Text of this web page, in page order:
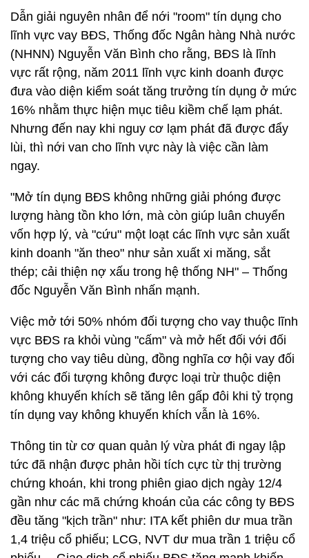
Dẫn giải nguyên nhân để nới "room" tín dụng cho
lĩnh vực vay BĐS, Thống đốc Ngân hàng Nhà nước
(NHNN) Nguyễn Văn Bình cho rằng, BĐS là lĩnh
vực rất rộng, năm 2011 lĩnh vực kinh doanh được
đưa vào diện kiểm soát tăng trưởng tín dụng ở mức
16% nhằm thực hiện mục tiêu kiềm chế lạm phát.
Nhưng đến nay khi nguy cơ lạm phát đã được đẩy
lùi, thì nới van cho lĩnh vực này là việc cần làm
ngay.
"Mở tín dụng BĐS không những giải phóng được
lượng hàng tồn kho lớn, mà còn giúp luân chuyển
vốn hợp lý, và "cứu" một loạt các lĩnh vực sản xuất
kinh doanh "ăn theo" như sản xuất xi măng, sắt
thép; cải thiện nợ xấu trong hệ thống NH" – Thống
đốc Nguyễn Văn Bình nhấn mạnh.
Việc mở tới 50% nhóm đối tượng cho vay thuộc lĩnh
vực BĐS ra khỏi vùng "cấm" và mở hết đối với đối
tượng cho vay tiêu dùng, đồng nghĩa cơ hội vay đối
với các đối tượng không được loại trừ thuộc diện
không khuyến khích sẽ tăng lên gấp đôi khi tỷ trọng
tín dụng vay không khuyến khích vẫn là 16%.
Thông tin từ cơ quan quản lý vừa phát đi ngay lập
tức đã nhận được phản hồi tích cực từ thị trường
chứng khoán, khi trong phiên giao dịch ngày 12/4
gần như các mã chứng khoán của các công ty BĐS
đều tăng "kịch trần" như: ITA kết phiên dư mua trần
1,4 triệu cổ phiếu; LCG, NVT dư mua trần 1 triệu cổ